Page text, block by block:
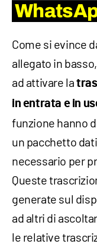
Come si evince
allegato in
ad attivare la
in entrata e in
funzione hanno
un pacchetto
necessario per
Queste
generate sul
ad altri di
le relative